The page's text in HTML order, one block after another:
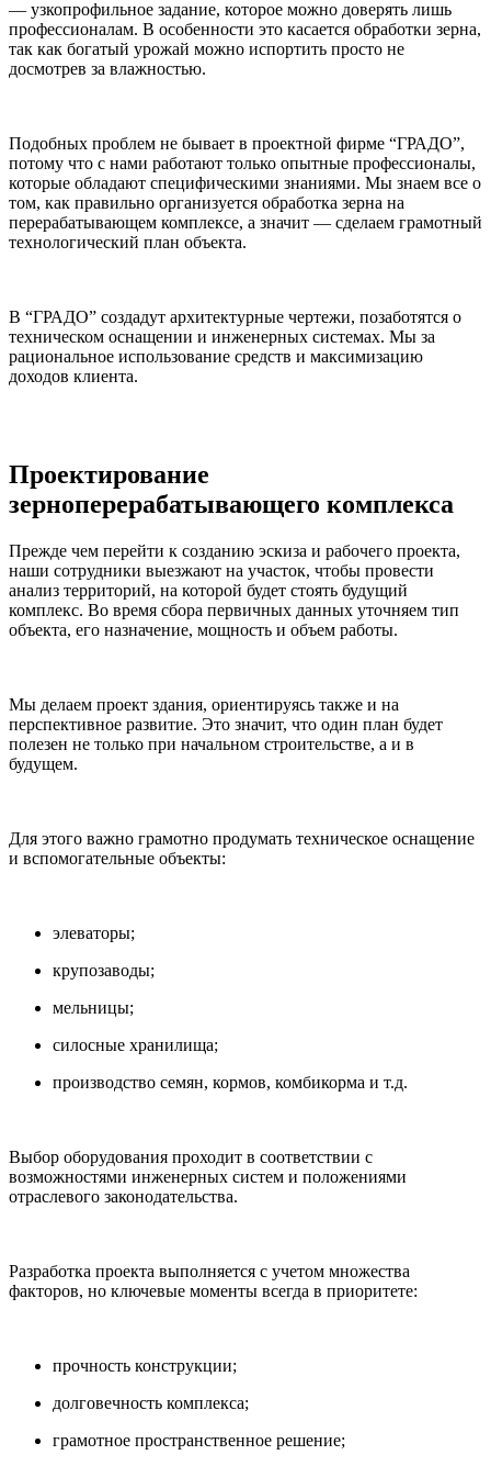
— узкопрофильное задание, которое можно доверять лишь
профессионалам. В особенности это касается обработки зерна,
так как богатый урожай можно испортить просто не
досмотрев за влажностью.
Подобных проблем не бывает в проектной фирме “ГРАДО”,
потому что с нами работают только опытные профессионалы,
которые обладают специфическими знаниями. Мы знаем все о
том, как правильно организуется обработка зерна на
перерабатывающем комплексе, а значит — сделаем грамотный
технологический план объекта.
В “ГРАДО” создадут архитектурные чертежи, позаботятся о
техническом оснащении и инженерных системах. Мы за
рациональное использование средств и максимизацию
доходов клиента.
Проектирование
зерноперерабатывающего комплекса
Прежде чем перейти к созданию эскиза и рабочего проекта,
наши сотрудники выезжают на участок, чтобы провести
анализ территорий, на которой будет стоять будущий
комплекс. Во время сбора первичных данных уточняем тип
объекта, его назначение, мощность и объем работы.
Мы делаем проект здания, ориентируясь также и на
перспективное развитие. Это значит, что один план будет
полезен не только при начальном строительстве, а и в
будущем.
Для этого важно грамотно продумать техническое оснащение
и вспомогательные объекты:
элеваторы;
крупозаводы;
мельницы;
силосные хранилища;
производство семян, кормов, комбикорма и т.д.
Выбор оборудования проходит в соответствии с
возможностями инженерных систем и положениями
отраслевого законодательства.
Разработка проекта выполняется с учетом множества
факторов, но ключевые моменты всегда в приоритете:
прочность конструкции;
долговечность комплекса;
грамотное пространственное решение;